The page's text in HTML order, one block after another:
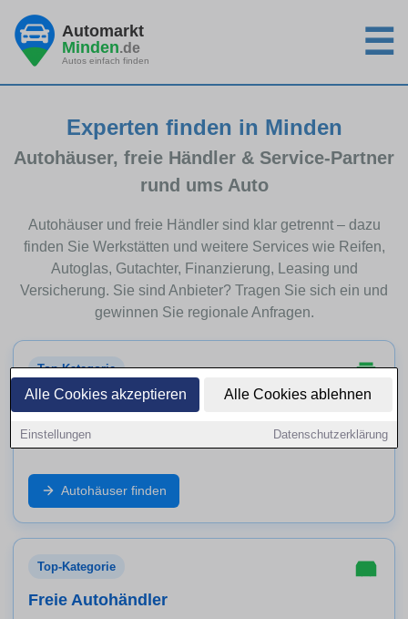
Alle Cookies akzeptieren Alle Cookies ablehnen
Einstellungen Datenschutzerklärung
Automarkt
Minden.de
Autos einfach finden ☰
Experten finden in Minden
Autohäuser, freie Händler & Service-Partner
rund ums Auto
Autohäuser und freie Händler sind klar getrennt – dazu
finden Sie Werkstätten und weitere Services wie Reifen,
Autoglas, Gutachter, Finanzierung, Leasing und
Versicherung. Sie sind Anbieter? Tragen Sie sich ein und
gewinnen Sie regionale Anfragen.
Top-Kategorie
Autohäuser
Mehr anzeigen
Markenbetrieb, Neuwagen, geprüfte Gebrauchte und
Service aus einer Hand: Finde Autohäuser in Minden
und vergleiche Angebote, Probefahrt und Werkstatt-
Autohäuser finden
Top-Kategorie
Freie Autohändler